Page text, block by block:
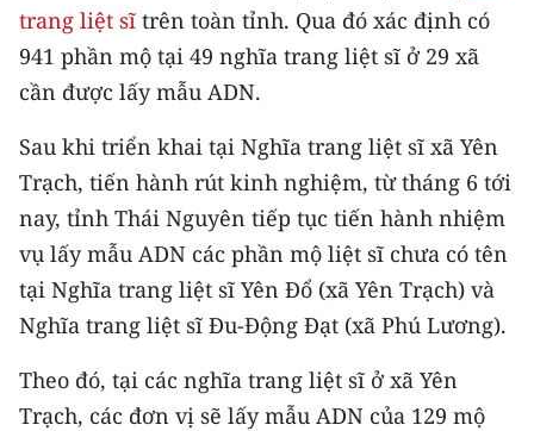
54 DÂN TỘC VIỆT NAM
CHƯƠNG TRÌNH OCOP - MỖI XÃ
MỘT SẢN PHẨM
RADIO
MEDIA CENTER
E-Magazine
Video
Media Chính trị
trang liệt sĩ trên toàn tỉnh. Qua đó xác định có
941 phần mộ tại 49 nghĩa trang liệt sĩ ở 29 xã
cần được lấy mẫu ADN.
Sau khi triển khai tại Nghĩa trang liệt sĩ xã Yên
Trạch, tiến hành rút kinh nghiệm, từ tháng 6 tới
nay, tỉnh Thái Nguyên tiếp tục tiến hành nhiệm
vụ lấy mẫu ADN các phần mộ liệt sĩ chưa có tên
tại Nghĩa trang liệt sĩ Yên Đổ (xã Yên Trạch) và
Nghĩa trang liệt sĩ Đu-Động Đạt (xã Phú Lương).
Theo đó, tại các nghĩa trang liệt sĩ ở xã Yên
Trạch, các đơn vị sẽ lấy mẫu ADN của 129 mộ